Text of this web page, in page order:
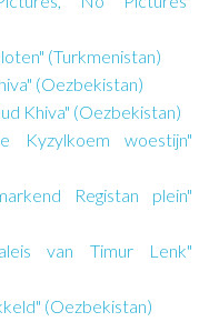
(Turkmenistan)
(Oezbekistan)
Khiva" (Oezbekistan)
Kyzylkoem woestijn"
Registan plein"
van Timur Lenk"
(Oezbekistan)